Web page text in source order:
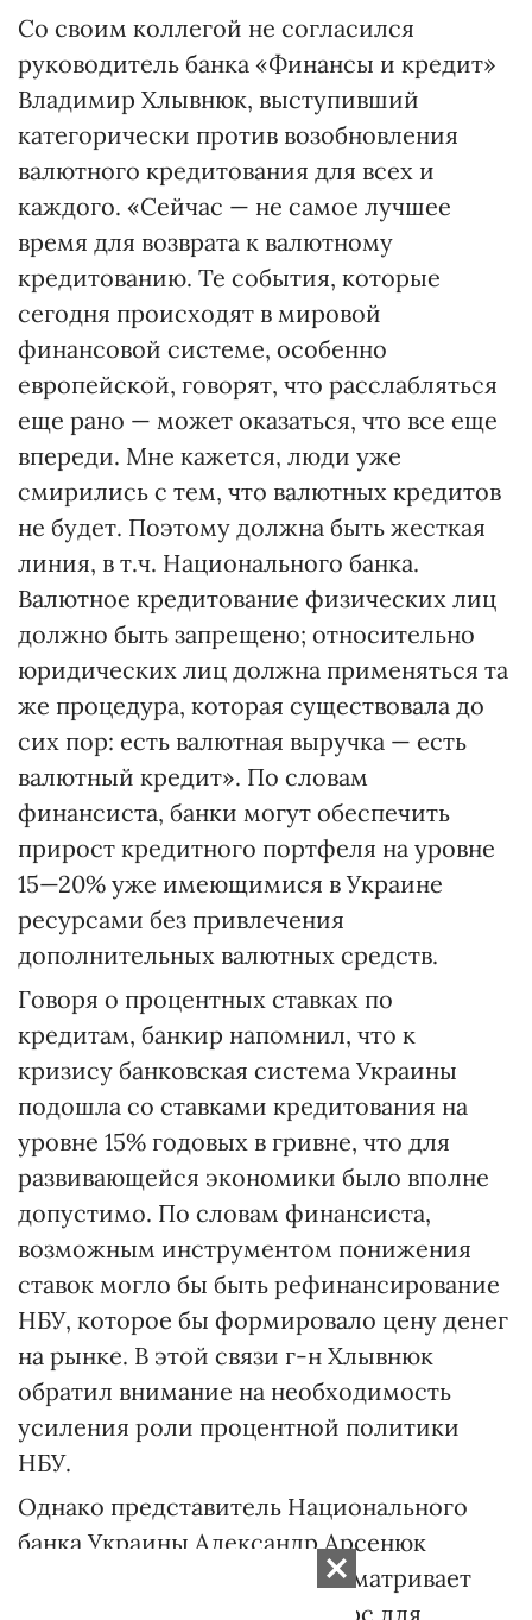
Со своим коллегой не согласился
руководитель банка «Финансы и кредит»
Владимир Хлывнюк, выступивший
категорически против возобновления
валютного кредитования для всех и
каждого. «Сейчас — не самое лучшее
время для возврата к валютному
кредитованию. Те события, которые
сегодня происходят в мировой
финансовой системе, особенно
европейской, говорят, что расслабляться
еще рано — может оказаться, что все еще
впереди. Мне кажется, люди уже
смирились с тем, что валютных кредитов
не будет. Поэтому должна быть жесткая
линия, в т.ч. Национального банка.
Валютное кредитование физических лиц
должно быть запрещено; относительно
юридических лиц должна применяться та
же процедура, которая существовала до
сих пор: есть валютная выручка — есть
валютный кредит». По словам
финансиста, банки могут обеспечить
прирост кредитного портфеля на уровне
15—20% уже имеющимися в Украине
ресурсами без привлечения
дополнительных валютных средств.
Говоря о процентных ставках по
кредитам, банкир напомнил, что к
кризису банковская система Украины
подошла со ставками кредитования на
уровне 15% годовых в гривне, что для
развивающейся экономики было вполне
допустимо. По словам финансиста,
возможным инструментом понижения
ставок могло бы быть рефинансирование
НБУ, которое бы формировало цену денег
на рынке. В этой связи г-н Хлывнюк
обратил внимание на необходимость
усиления роли процентной политики
НБУ.
Однако представитель Национального
банка Украины Александр Арсенюк
подчеркнул, что НБУ не рассматривает
рефинансирование как ресурс для